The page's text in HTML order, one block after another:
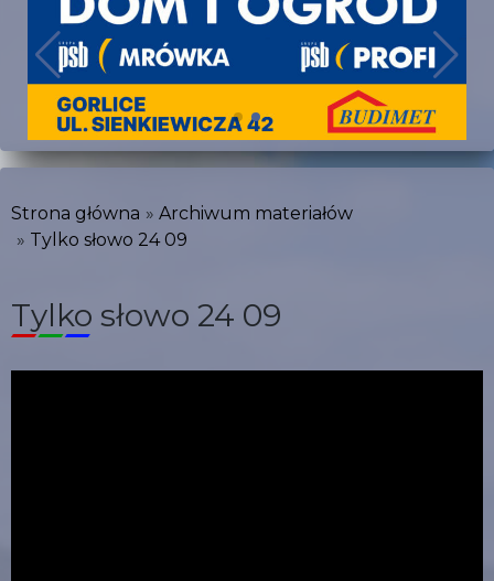
Strona główna
Archiwum materiałów
Tylko słowo 24 09
Tylko słowo 24 09